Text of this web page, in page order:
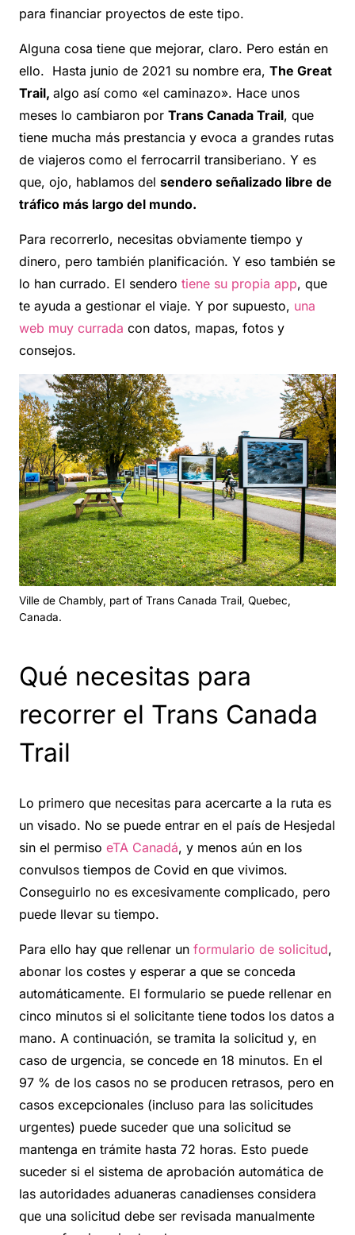
para financiar proyectos de este tipo.
Alguna cosa tiene que mejorar, claro. Pero están en
ello. Hasta junio de 2021 su nombre era, The Great
Trail, algo así como «el caminazo». Hace unos
meses lo cambiaron por Trans Canada Trail, que
tiene mucha más prestancia y evoca a grandes rutas
de viajeros como el ferrocarril transiberiano. Y es
que, ojo, hablamos del sendero señalizado libre de
tráfico más largo del mundo.
Para recorrerlo, necesitas obviamente tiempo y
dinero, pero también planificación. Y eso también se
lo han currado. El sendero tiene su propia app, que
te ayuda a gestionar el viaje. Y por supuesto, una
web muy currada con datos, mapas, fotos y
consejos.
Ville de Chambly, part of Trans Canada Trail, Quebec,
Canada.
Qué necesitas para
recorrer el Trans Canada
Trail
Lo primero que necesitas para acercarte a la ruta es
un visado. No se puede entrar en el país de Hesjedal
sin el permiso eTA Canadá, y menos aún en los
convulsos tiempos de Covid en que vivimos.
Conseguirlo no es excesivamente complicado, pero
puede llevar su tiempo.
Para ello hay que rellenar un formulario de solicitud,
abonar los costes y esperar a que se conceda
automáticamente. El formulario se puede rellenar en
cinco minutos si el solicitante tiene todos los datos a
mano. A continuación, se tramita la solicitud y, en
caso de urgencia, se concede en 18 minutos. En el
97 % de los casos no se producen retrasos, pero en
casos excepcionales (incluso para las solicitudes
urgentes) puede suceder que una solicitud se
mantenga en trámite hasta 72 horas. Esto puede
suceder si el sistema de aprobación automática de
las autoridades aduaneras canadienses considera
que una solicitud debe ser revisada manualmente